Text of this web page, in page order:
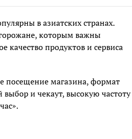
в азиатских странах.
которым важны
качество продуктов и сервиса
посещение магазина, формат
и чекаут, высокую частоту